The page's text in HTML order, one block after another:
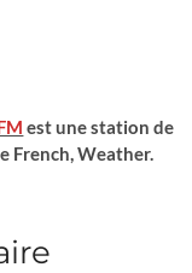
est une station de
French, Weather.